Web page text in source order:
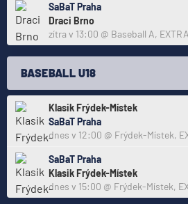
SaBaT Praha
Draci Brno
zítra v 13:00 @ Baseball A,
BASEBALL U18
Klasik Frýdek-Místek
SaBaT Praha
dnes v 12:00 @ Frýdek-Místek,
SaBaT Praha
Klasik Frýdek-Místek
dnes v 15:00 @ Frýdek-Místek,